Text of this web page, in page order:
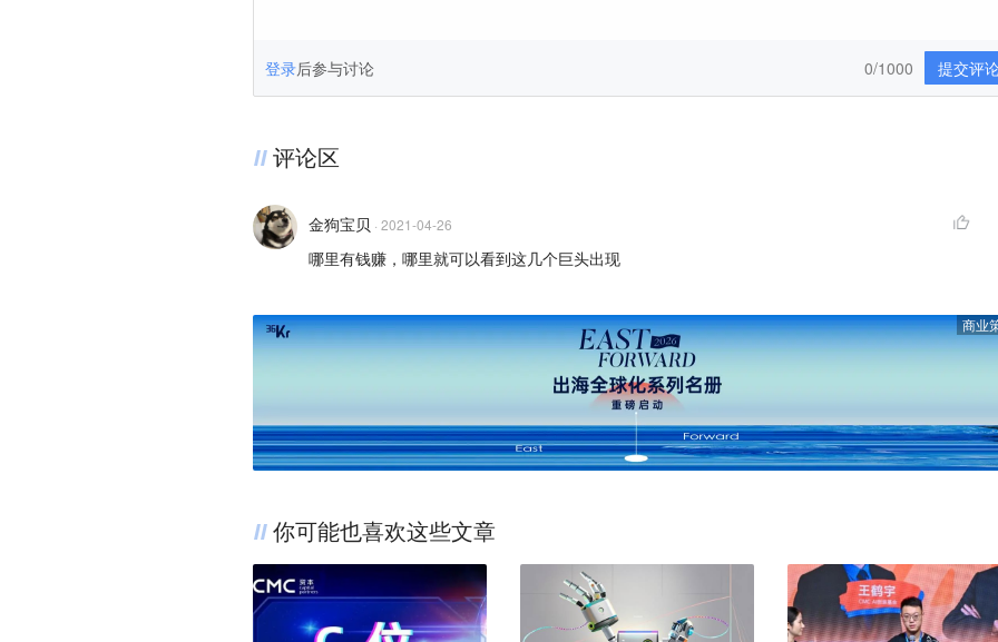
登录后参与讨论 提交评
0/1000
评论区
金狗宝贝 · 2021-04-26
哪里有钱赚，哪里就可以看到这几个巨头出现
商业
你可能也喜欢这些文章